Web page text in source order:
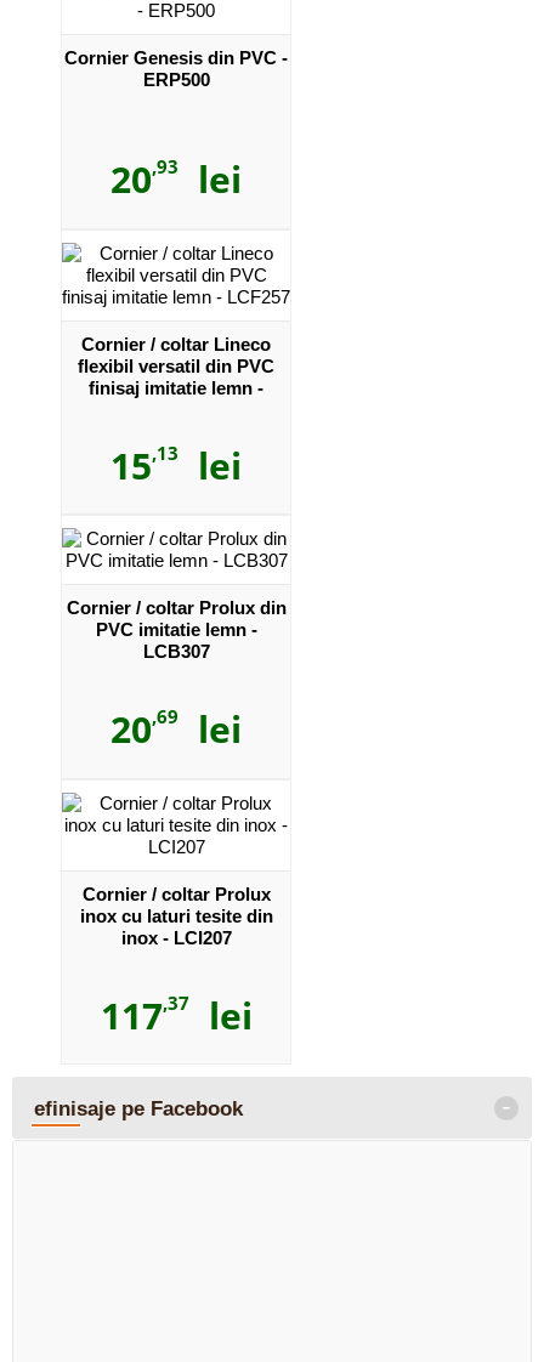
Cornier Genesis din PVC -
ERP500
20,93 lei
Cornier / coltar Lineco
flexibil versatil din PVC
finisaj imitatie lemn -
15,13 lei
Cornier / coltar Prolux din
PVC imitatie lemn -
LCB307
20,69 lei
Cornier / coltar Prolux
inox cu laturi tesite din
inox - LCI207
117,37lei
efinisaje pe Facebook -